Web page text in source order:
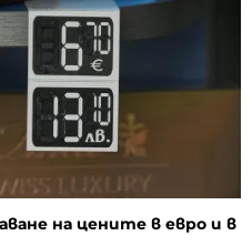
на цените в евро и в